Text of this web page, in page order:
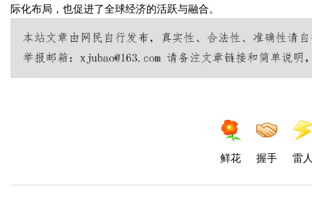
际化布局，也促进了全球经济的活跃与融合。
鲜花 握手 雷